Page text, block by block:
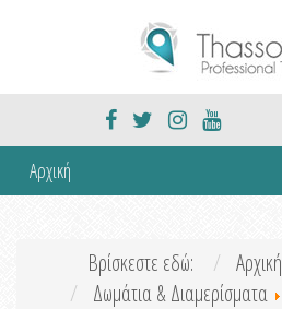
Αρχική
Βρίσκεστε εδώ: Αρχική
Δωμάτια & Διαμερίσματα